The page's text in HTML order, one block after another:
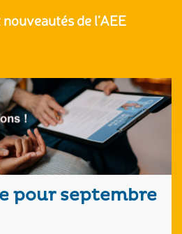
de l’AEE
pour septembre